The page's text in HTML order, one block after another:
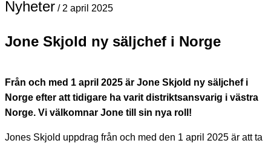
Nyheter / 2 april 2025
Jone Skjold ny säljchef i Norge
Från och med 1 april 2025 är Jone Skjold ny säljchef i
Norge efter att tidigare ha varit distriktsansvarig i västra
Norge. Vi välkomnar Jone till sin nya roll!
Jones Skjold uppdrag från och med den 1 april 2025 är att ta